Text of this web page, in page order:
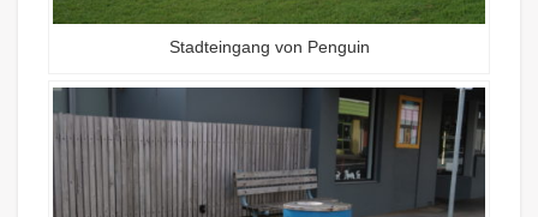
Stadteingang von Penguin